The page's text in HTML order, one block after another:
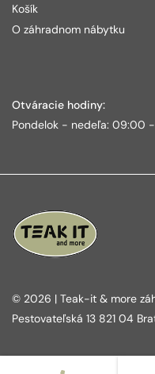
Košík
O záhradnom nábytku
Otváracie hodiny:
Pondelok - nedeľa: 09:00
© 2026 | Teak-it & more
Pestovateľská 13 821 04